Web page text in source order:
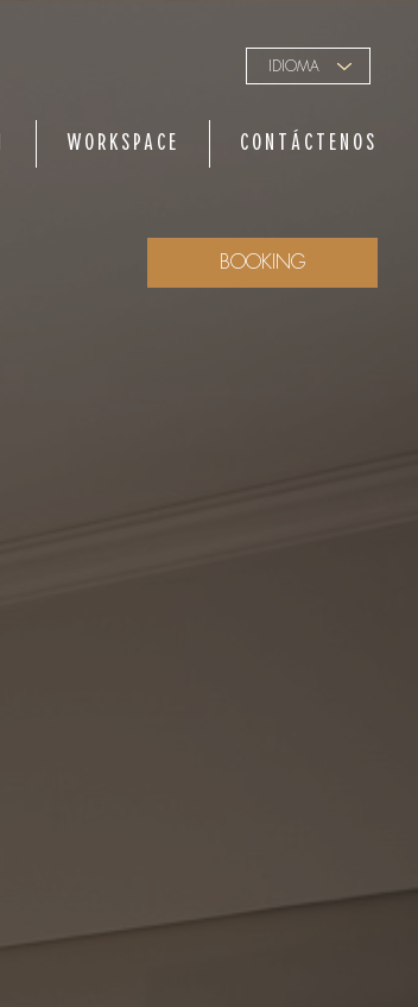
IDIOMA
WORKSPACE CONTÁCTENOS
BOOKING